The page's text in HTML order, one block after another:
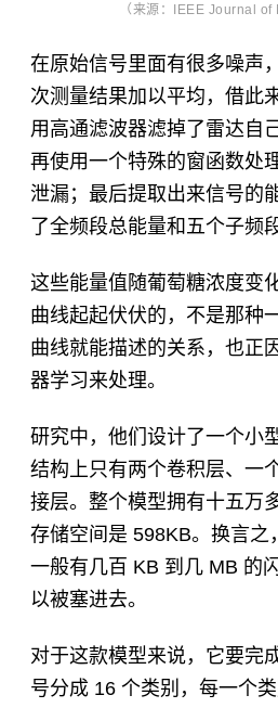
（来源：IEEE Journal of
在原始信号里面有很多噪声
次测量结果加以平均，借此
用高通滤波器滤掉了雷达自
再使用一个特殊的窗函数处
泄漏；最后提取出来信号的
了全频段总能量和五个子频
这些能量值随葡萄糖浓度变
曲线起起伏伏的，不是那种
曲线就能描述的关系，也正
器学习来处理。
研究中，他们设计了一个小
结构上只有两个卷积层、一
接层。整个模型拥有十五万
存储空间是 598KB。换言之
一般有几百 KB 到几 MB 的
以被塞进去。
对于这款模型来说，它要完
号分成 16 个类别，每一个